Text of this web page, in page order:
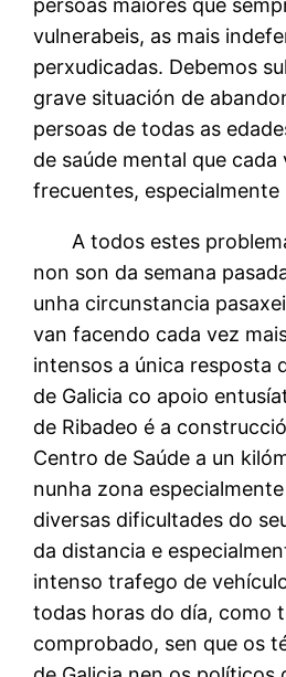
persoas maiores que
vulnerabeis, as mais
perxudicadas. Debemos
grave situación de
persoas de todas as
de saúde mental que cada
frecuentes, especialmente
A todos estes
non son da semana
unha circunstancia
van facendo cada vez
intensos a única resposta
de Galicia co apoio
de Ribadeo é a
Centro de Saúde a un
nunha zona
diversas dificultades do
da distancia e
intenso trafego de
todas horas do día, como
comprobado, sen que os